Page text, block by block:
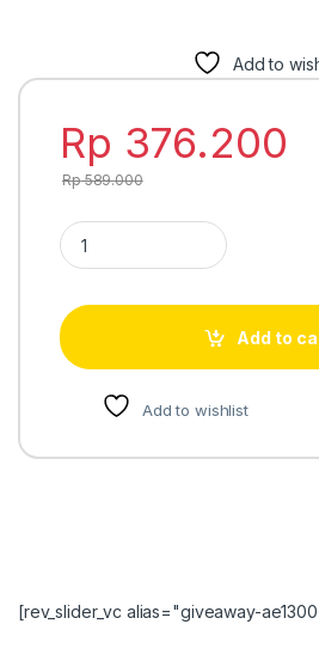
Add to
Rp 376.200
Rp589.000
Casio LF-10WH-2 jam tangan
Add to
Add to wishlist
[rev_slider_vc alias="giveaway-